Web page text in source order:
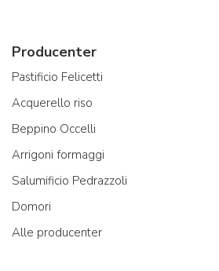
Producenter
Pastificio Felicetti
Acquerello riso
Beppino Occelli
Arrigoni formaggi
Salumificio Pedrazzoli
Domori
Alle producenter